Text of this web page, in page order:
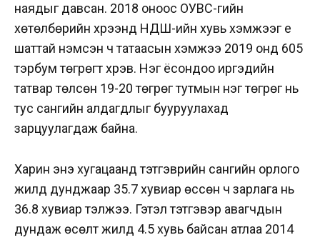
наядыг давсан. 2018 оноос ОУВС-гийн
хөтөлбөрийн хүрээнд НДШ-ийн хувь хэмжээг үе
шаттай нэмсэн ч татаасын хэмжээ 2019 онд 605
тэрбум төгрөгт хүрэв. Нэг ёсондоо иргэдийн
татвар төлсөн 19-20 төгрөг тутмын нэг төгрөг нь
тус сангийн алдагдлыг бууруулахад
зарцуулагдаж байна.
Харин энэ хугацаанд тэтгэврийн сангийн орлого
жилд дунджаар 35.7 хувиар өссөн ч зарлага нь
36.8 хувиар тэлжээ. Гэтэл тэтгэвэр авагчдын
дундаж өсөлт жилд 4.5 хувь байсан атлаа 2014